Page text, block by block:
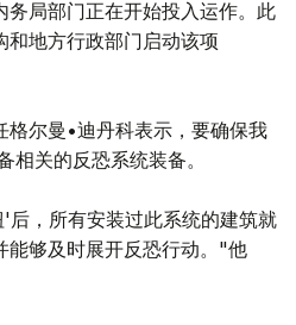
务局部门正在开始投入运作。此
和地方行政部门启动该项
格尔曼•迪丹科表示，要确保我
相关的反恐系统装备。
后，所有安装过此系统的建筑就
能够及时展开反恐行动。"他